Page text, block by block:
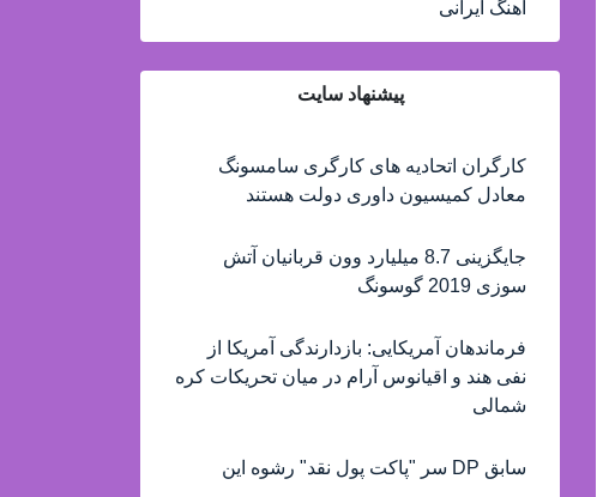
اهنگ ایرانی
پیشنهاد سایت
کارگران اتحادیه های کارگری سامسونگ
معادل کمیسیون داوری دولت هستند
جایگزینی 8.7 میلیارد وون قربانیان آتش
سوزی 2019 گوسونگ
فرماندهان آمریکایی: بازدارندگی آمریکا از
نفی هند و اقیانوس آرام در میان تحریکات کره
شمالی
سابق DP سر "پاکت پول نقد" رشوه این